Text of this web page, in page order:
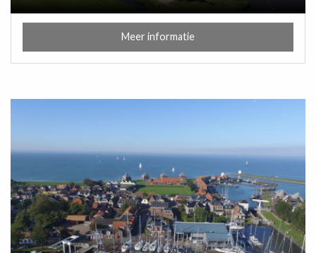
Meer informatie